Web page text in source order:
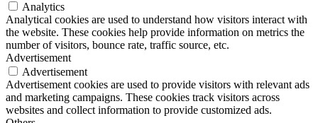
Analytics
Analytical cookies are used to understand how visitors interact with
the website. These cookies help provide information on metrics the
number of visitors, bounce rate, traffic source, etc.
Advertisement
Advertisement
Advertisement cookies are used to provide visitors with relevant ads
and marketing campaigns. These cookies track visitors across
websites and collect information to provide customized ads.